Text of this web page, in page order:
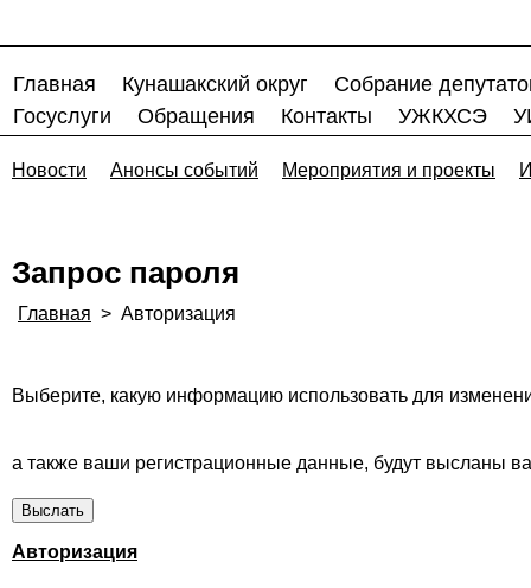
Главная Кунашакский округ
Собрание
Госуслуги
Обращения Контакты УЖКХСЭ
Новости Анонсы событий Мероприятия и проекты
Запрос пароля
Главная > Авторизация
Выберите, какую информацию использовать для
а также ваши регистрационные данные, будут высланы
Авторизация